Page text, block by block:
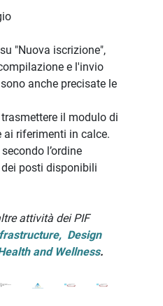
"Nuova iscrizione",
e l'invio
anche precisate le
il modulo di
riferimenti in calce.
l’ordine
posti disponibili
attività dei PIF
Design
and Wellness.